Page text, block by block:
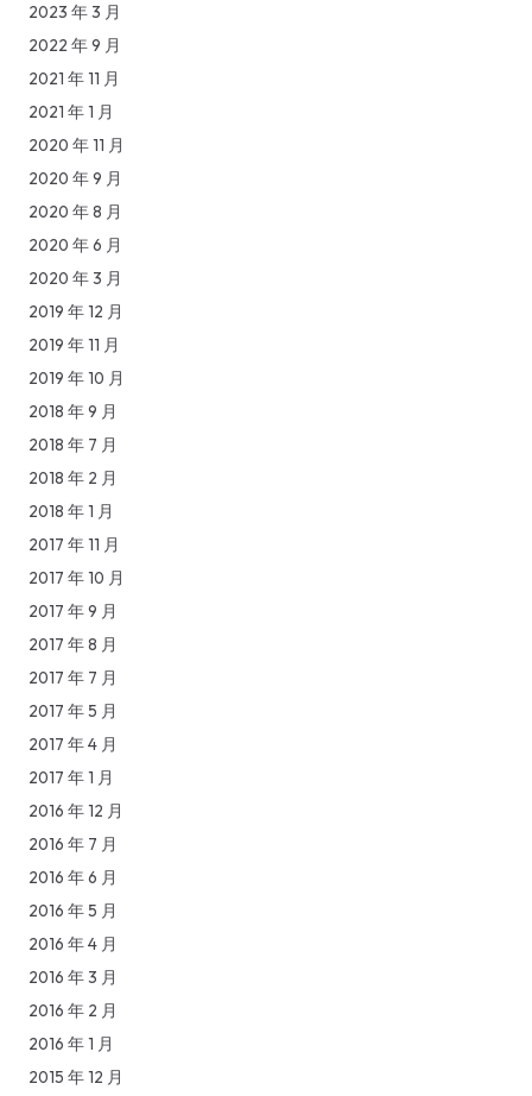
2023 年 3 月
2022 年 9 月
2021 年 11 月
2021 年 1 月
2020 年 11 月
2020 年 9 月
2020 年 8 月
2020 年 6 月
2020 年 3 月
2019 年 12 月
2019 年 11 月
2019 年 10 月
2018 年 9 月
2018 年 7 月
2018 年 2 月
2018 年 1 月
2017 年 11 月
2017 年 10 月
2017 年 9 月
2017 年 8 月
2017 年 7 月
2017 年 5 月
2017 年 4 月
2017 年 1 月
2016 年 12 月
2016 年 7 月
2016 年 6 月
2016 年 5 月
2016 年 4 月
2016 年 3 月
2016 年 2 月
2016 年 1 月
2015 年 12 月